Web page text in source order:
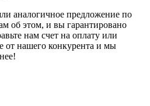
аналогичное предложение по
об этом, и вы гарантировано
нам счет на оплату или
от нашего конкурента и мы